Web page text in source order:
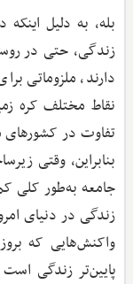
بله، به دلیل
زندگی، حتی در
دارند، ملزوماتی
نقاط مختلف کره
تفاوت در کشورهای
بنابراین، وقتی
جامعه به‌طور کلی
زندگی در دنیای
واکنش‌هایی که
پایین‌تر زندگی